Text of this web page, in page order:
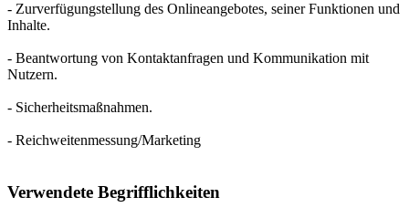
- Zurverfügungstellung des Onlineangebotes, seiner Funktionen und
Inhalte.
- Beantwortung von Kontaktanfragen und Kommunikation mit
Nutzern.
- Sicherheitsmaßnahmen.
- Reichweitenmessung/Marketing
Verwendete Begrifflichkeiten